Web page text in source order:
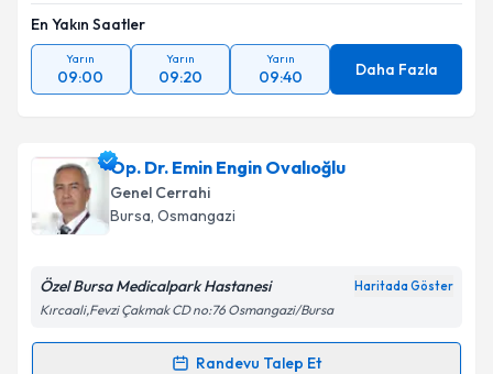
En Yakın Saatler
Yarın
09:00
Yarın
09:20
Yarın
09:40 Daha Fazla
Op. Dr. Emin Engin Ovalıoğlu
Genel Cerrahi
Bursa, Osmangazi
Özel Bursa Medicalpark Hastanesi Haritada Göster
Kırcaali,Fevzi Çakmak CD no:76 Osmangazi/Bursa
Randevu Talep Et